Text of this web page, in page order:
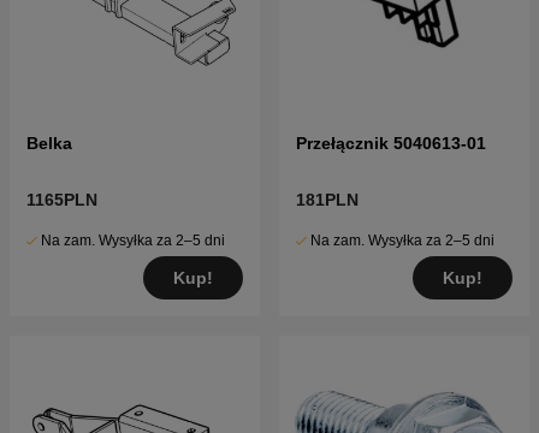
Belka
1165PLN
Na zam. Wysyłka za 2–5 dni
Kup!
Przełącznik 5040613-01
181PLN
Na zam. Wysyłka za 2–5 dni
Kup!